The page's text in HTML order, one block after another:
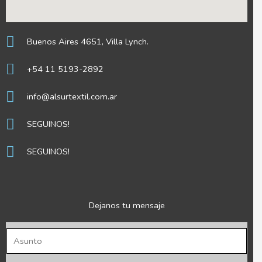
Buenos Aires 4651, Villa Lynch.
+54 11 5193-2892
info@alsurtextil.com.ar
SEGUINOS!
SEGUINOS!
Dejanos tu mensaje
s